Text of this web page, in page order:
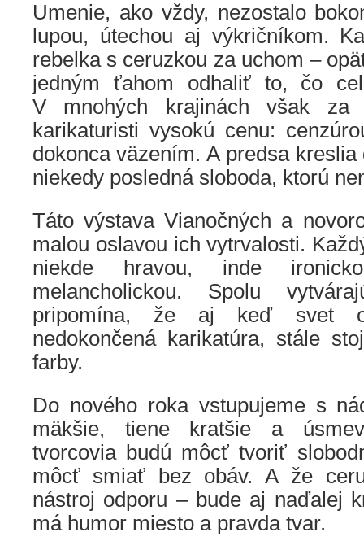
Umenie, ako vždy, nezostalo
lupou, útechou aj výkričníkom.
rebelka s ceruzkou za uchom –
jedným ťahom odhaliť to, čo
V mnohých krajinách však za
karikaturisti vysokú cenu:
dokonca väzením. A predsa
niekedy posledná sloboda, ktorú
Táto výstava Vianočných a
malou oslavou ich vytrvalosti.
niekde hravou, inde
melancholickou. Spolu
pripomína, že aj keď svet
nedokončená karikatúra, stále
farby.
Do nového roka vstupujeme s
mäkšie, tiene kratšie a
tvorcovia budú môcť tvoriť
môcť smiať bez obáv. A že
nástroj odporu – bude aj naďalej
má humor miesto a pravda tvar.